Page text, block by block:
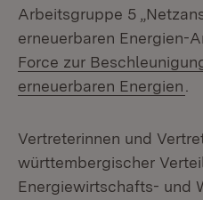
Arbeitsgruppe 5
erneuerbaren Energien-
Force zur
erneuerbaren Energien
Vertreterinnen und
württembergischer
Energiewirtschafts- und